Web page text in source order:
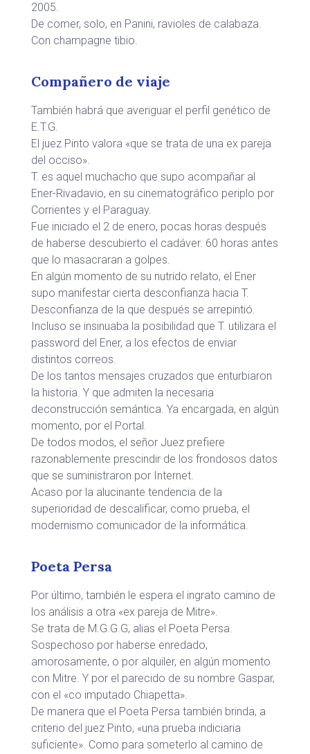
2005.
De comer, solo, en Panini, ravioles de calabaza.
Con champagne tibio.
Compañero de viaje
También habrá que averiguar el perfil genético de
E.T.G.
El juez Pinto valora «que se trata de una ex pareja
del occiso».
T. es aquel muchacho que supo acompañar al
Ener-Rivadavio, en su cinematográfico periplo por
Corrientes y el Paraguay.
Fue iniciado el 2 de enero, pocas horas después
de haberse descubierto el cadáver. 60 horas antes
que lo masacraran a golpes.
En algún momento de su nutrido relato, el Ener
supo manifestar cierta desconfianza hacia T.
Desconfianza de la que después se arrepintió.
Incluso se insinuaba la posibilidad que T. utilizara el
password del Ener, a los efectos de enviar
distintos correos.
De los tantos mensajes cruzados que enturbiaron
la historia. Y que admiten la necesaria
deconstrucción semántica. Ya encargada, en algún
momento, por el Portal.
De todos modos, el señor Juez prefiere
razonablemente prescindir de los frondosos datos
que se suministraron por Internet.
Acaso por la alucinante tendencia de la
superioridad de descalificar, como prueba, el
modernismo comunicador de la informática.
Poeta Persa
Por último, también le espera el ingrato camino de
los análisis a otra «ex pareja de Mitre».
Se trata de M.G.G.G, alias el Poeta Persa.
Sospechoso por haberse enredado,
amorosamente, o por alquiler, en algún momento
con Mitre. Y por el parecido de su nombre Gaspar,
con el «co imputado Chiapetta».
De manera que el Poeta Persa también brinda, a
criterio del juez Pinto, «una prueba indiciaria
suficiente». Como para someterlo al camino de